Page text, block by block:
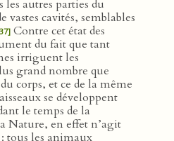
autres parties du
vastes cavités, semblables
Contre cet état des
du fait que tant
irriguent les
grand nombre que
corps, et ce de la même
se développent
le temps de la
Nature, en effet n’agit
tous les animaux